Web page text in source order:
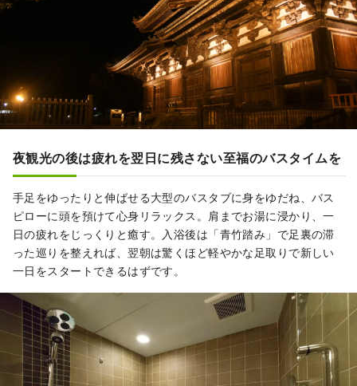
夜観光の後は疲れを翌日に残さない至福のバスタイムを
手足をゆったりと伸ばせる大型のバスタブに身をゆだね、バス
ピローに頭を預けて心身リラックス。肩までお湯に浸かり、一
日の疲れをじっくりと癒す。入浴後は「青竹踏み」で足裏の滞
った巡りを整えれば、翌朝は驚くほど軽やかな足取りで新しい
一日をスタートできるはずです。